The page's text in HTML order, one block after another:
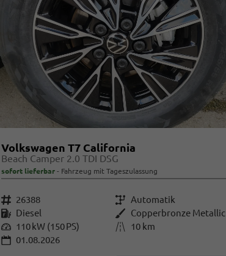
Volkswagen T7 California
Beach Camper 2.0 TDI DSG
sofort lieferbar Fahrzeug mit Tageszulassung
Fahrzeugnr. 26388 GetriebeAutomatik
Kraftstoff Diesel Außenfarbe Copperbronze Metallic
Leistung 110 kW (150 PS) Kilometerstand
10 km
01.08.2026